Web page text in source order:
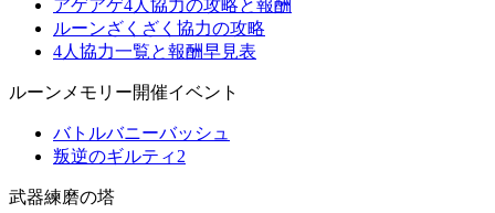
アゲアゲ4人協力の攻略と報酬
ルーンざくざく協力の攻略
4人協力一覧と報酬早見表
ルーンメモリー開催イベント
バトルバニーバッシュ
叛逆のギルティ2
武器練磨の塔